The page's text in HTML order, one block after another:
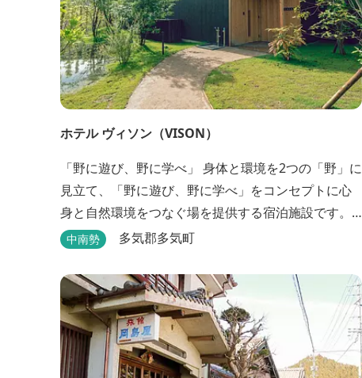
ホテル ヴィソン（VISON）
「野に遊び、野に学べ」 身体と環境を2つの「野」に
見立て、「野に遊び、野に学べ」をコンセプトに心
身と自然環境をつなぐ場を提供する宿泊施設です。 5
タイプの客室全155室からなるホテル棟と、プライベ
います。
中南勢 多気郡多気町